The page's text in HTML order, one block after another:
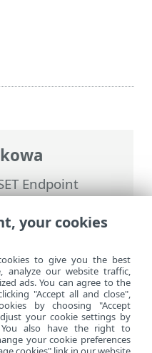
Endpoint
>
dla
your cookies
to give you the best
analyze our website traffic,
ads. You can agree to the
"Accept all and close",
by choosing "Accept
your cookie settings by
You also have the right to
your cookie preferences